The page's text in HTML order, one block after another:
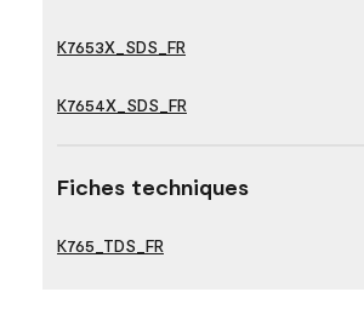
K7653X_SDS_FR
K7654X_SDS_FR
Fiches techniques
K765_TDS_FR